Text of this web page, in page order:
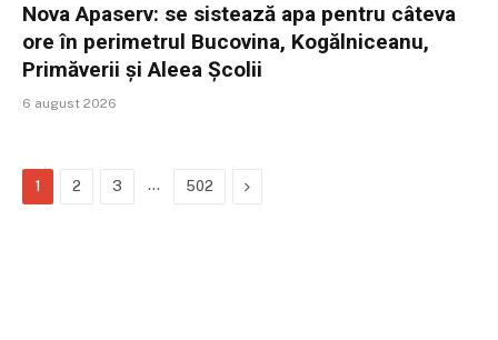
Nova Apaserv: se sistează apa pentru câteva
ore în perimetrul Bucovina, Kogălniceanu,
Primăverii și Aleea Școlii
6 august 2026
1 2 3 … 502 Next